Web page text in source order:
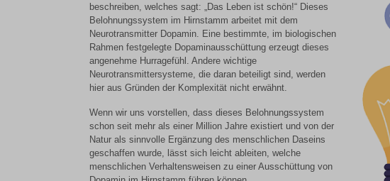
beschreiben, welches sagt: „Das Leben ist schön!“ Dieses
Belohnungssystem im Hirnstamm arbeitet mit dem
Neurotransmitter Dopamin. Eine bestimmte, im biologischen
Rahmen festgelegte Dopaminausschüttung erzeugt dieses
angenehme Hurragefühl. Andere wichtige
Neurotransmittersysteme, die daran beteiligt sind, werden
hier aus Gründen der Komplexität nicht erwähnt.
Wenn wir uns vorstellen, dass dieses Belohnungssystem
schon seit mehr als einer Million Jahre existiert und von der
Natur als sinnvolle Ergänzung des menschlichen Daseins
geschaffen wurde, lässt sich leicht ableiten, welche
menschlichen Verhaltensweisen zu einer Ausschüttung von